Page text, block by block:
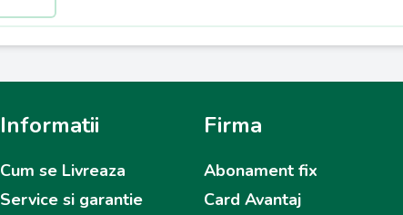
Informatii
Cum se Livreaza
Service si garantie
Firma
Abonament fix
Card Avantaj